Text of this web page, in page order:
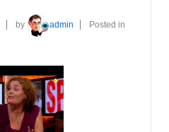
by admin
Posted in